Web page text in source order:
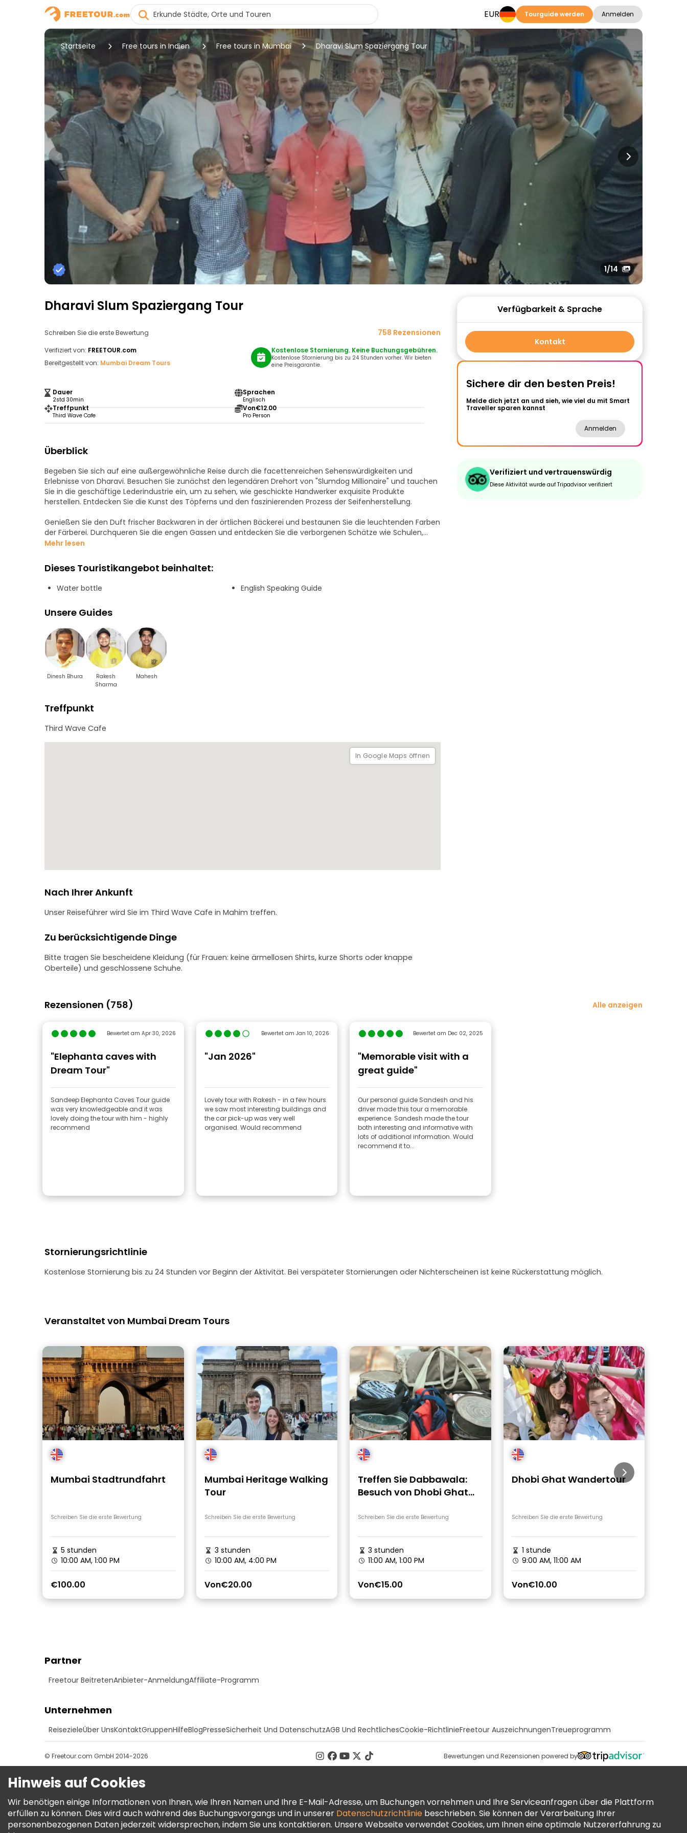
EUR Tourguide werden Anmelden
Startseite Free tours in Indien Free tours in Mumbai Dharavi Slum Spaziergang Tour
1/14
Dharavi Slum Spaziergang Tour
Schreiben Sie die erste Bewertung 758 Rezensionen
Verifiziert von: FREETOUR.com
Bereitgestellt von: Mumbai Dream Tours
Dauer
2std 30min
Sprachen
Englisch
Treffpunkt
Third Wave Cafe
Von€12.00
Pro Person
Kostenlose Stornierung. Keine Buchungsgebühren.
Kostenlose Stornierung bis zu 24 Stunden vorher. Wir bieten
eine Preisgarantie.
Überblick
Begeben Sie sich auf eine außergewöhnliche Reise durch die facettenreichen Sehenswürdigkeiten und
Erlebnisse von Dharavi. Besuchen Sie zunächst den legendären Drehort von "Slumdog Millionaire" und tauchen
Sie in die geschäftige Lederindustrie ein, um zu sehen, wie geschickte Handwerker exquisite Produkte
herstellen. Entdecken Sie die Kunst des Töpferns und den faszinierenden Prozess der Seifenherstellung.
Genießen Sie den Duft frischer Backwaren in der örtlichen Bäckerei und bestaunen Sie die leuchtenden Farben
der Färberei. Durchqueren Sie die engen Gassen und entdecken Sie die verborgenen Schätze wie Schulen,
Krankenhäuser und die verschiedenen Häuser des Slums.
Werden Sie Zeuge der unglaublichen Anstrengungen des Plastikrecyclings und erfahren Sie, wie die Gemeinde
Pflanzenölkanister für nachhaltige Praktiken recycelt. Erleben Sie die harmonische Koexistenz verschiedener
Religionen, wenn muslimische Bewohner einen Schrein für Hindus errichten.
und persönliche Geschichten bietet, die die Tour zum Leben erwecken. Abschließend erkunden Sie den
und auf dem Sie eine Vielzahl interessanter Artikel finden können.
Mehr lesen
Dieses Touristikangebot beinhaltet:
Water bottle English Speaking Guide
Unsere Guides
Dinesh Bhura
Rakesh
Sharma
Mahesh
Treffpunkt
Third Wave Cafe
In Google Maps öffnen
Nach Ihrer Ankunft
Unser Reiseführer wird Sie im Third Wave Cafe in Mahim treffen.
Zu berücksichtigende Dinge
Bitte tragen Sie bescheidene Kleidung (für Frauen: keine ärmellosen Shirts, kurze Shorts oder knappe
Oberteile) und geschlossene Schuhe.
Rezensionen (758) Alle anzeigen
Bewertet am Apr 30, 2026
"Elephanta caves with
Dream Tour"
Sandeep Elephanta Caves Tour guide
was very knowledgeable and it was
lovely doing the tour with him - highly
recommend
Bewertet am Jan 10, 2026
"Jan 2026"
Lovely tour with Rakesh - in a few hours
we saw most interesting buildings and
the car pick-up was very well
organised. Would recommend
Bewertet am Dec 02, 2025
"Memorable visit with a
great guide"
Our personal guide Sandesh and his
driver made this tour a memorable
experience. Sandesh made the tour
both interesting and informative with
lots of additional information. Would
recommend it to...
Stornierungsrichtlinie
Kostenlose Stornierung bis zu 24 Stunden vor Beginn der Aktivität. Bei verspäteter Stornierungen oder Nichterscheinen ist keine Rückerstattung möglich.
Verfügbarkeit & Sprache
Kontakt
Sichere dir den besten Preis!
Melde dich jetzt an und sieh, wie viel du mit Smart
Traveller sparen kannst
Anmelden
Verifiziert und vertrauenswürdig
Diese Aktivität wurde auf Tripadvisor verifiziert
Veranstaltet von Mumbai Dream Tours
Mumbai Stadtrundfahrt
Schreiben Sie die erste Bewertung
5 stunden
10:00 AM, 1:00 PM
€100.00
Mumbai Heritage Walking
Tour
Schreiben Sie die erste Bewertung
3 stunden
10:00 AM, 4:00 PM
Von€20.00
Treffen Sie Dabbawala:
Besuch von Dhobi Ghat
Zugfahrt
Schreiben Sie die erste Bewertung
3 stunden
11:00 AM, 1:00 PM
Von€15.00
Dhobi Ghat Wandertour
Schreiben Sie die erste Bewertung
1 stunde
9:00 AM, 11:00 AM
Von€10.00
Partner
Freetour BeitretenAnbieter-AnmeldungAffiliate-Programm
Unternehmen
ReisezieleÜber UnsKontaktGruppenHilfeBlogPresseSicherheit Und DatenschutzAGB Und RechtlichesCookie-RichtlinieFreetour AuszeichnungenTreueprogramm
Bewertungen und Rezensionen powered by
© Freetour.com GmbH 2014-2026
Hinweis auf Cookies
Wir benötigen einige Informationen von Ihnen, wie Ihren Namen und Ihre E-Mail-Adresse, um Buchungen vornehmen und Ihre Serviceanfragen über die Plattform
erfüllen zu können. Dies wird auch während des Buchungsvorgangs und in unserer Datenschutzrichtlinie beschrieben. Sie können der Verarbeitung Ihrer
personenbezogenen Daten jederzeit widersprechen, indem Sie uns kontaktieren. Unsere Webseite verwendet Cookies, um Ihnen eine optimale Nutzererfahrung zu